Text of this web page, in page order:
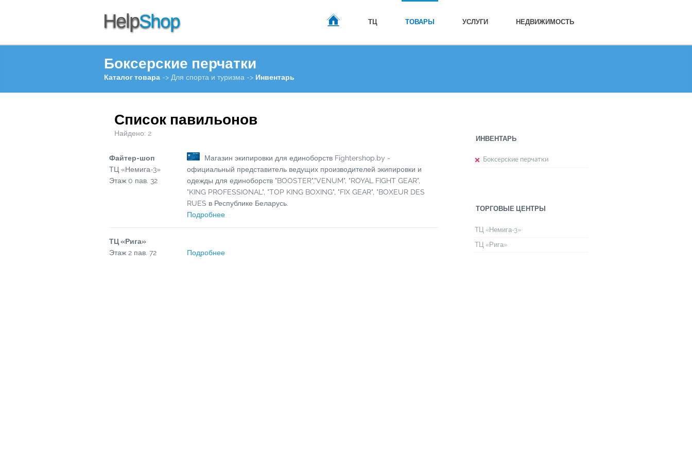
ТЦ ТОВАРЫ УСЛУГИ НЕДВИЖИМОСТЬ
Боксерские перчатки
Каталог товара -> Для спорта и туризма -> Инвентарь
Список павильонов
Найдено: 2
Файтер-шоп
ТЦ «Немига-3»
Этаж 0 пав. 32
Магазин экипировки для единоборств Fightershop.by -
официальный представитель ведущих производителей экипировки и
одежды для единоборств "BOOSTER","VENUM", "ROYAL FIGHT GEAR",
"KING PROFESSIONAL", "TOP KING BOXING", "FIX GEAR", "BOXEUR DES
RUES в Республике Беларусь.
Подробнее
ТЦ «Рига»
Этаж 2 пав. 72 Подробнее
ИНВЕНТАРЬ
Боксерские перчатки
ТОРГОВЫЕ ЦЕНТРЫ
ТЦ «Немига-3»
ТЦ «Рига»